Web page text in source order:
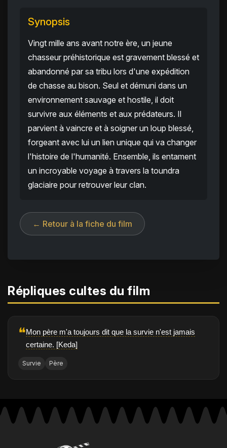
Synopsis
Vingt mille ans avant notre ère, un jeune
chasseur préhistorique est gravement blessé et
abandonné par sa tribu lors d'une expédition
de chasse au bison. Seul et démuni dans un
environnement sauvage et hostile, il doit
survivre aux éléments et aux prédateurs. Il
parvient à vaincre et à soigner un loup blessé,
forgeant avec lui un lien unique qui va changer
l'histoire de l'humanité. Ensemble, ils entament
un incroyable voyage à travers la toundra
glaciaire pour retrouver leur clan.
← Retour à la fiche du film
Répliques cultes du film
❝Mon père m'a toujours dit que la survie n'est jamais
certaine. [Keda]
Survie Père